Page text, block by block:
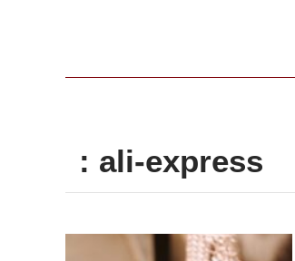
: ali-express